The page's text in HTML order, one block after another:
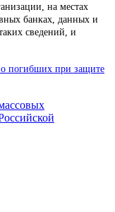
на местах
банках, данных и
сведений, и
погибших при защите